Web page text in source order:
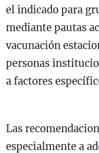
el indicado para
mediante pautas
vacunación
personas
a factores
Las
especialmente a